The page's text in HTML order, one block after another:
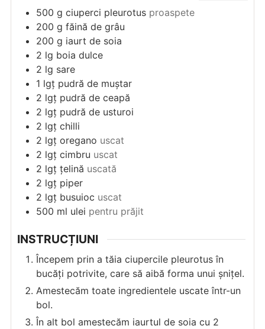
500 g ciuperci pleurotus proaspete
200 g făină de grâu
200 g iaurt de soia
2 lg boia dulce
2 lg sare
1 lgț pudră de muștar
2 lgț pudră de ceapă
2 lgț pudră de usturoi
2 lgț chilli
2 lgț oregano uscat
2 lgț cimbru uscat
2 lgț țelină uscată
2 lgț piper
2 lgț busuioc uscat
500 ml ulei pentru prăjit
INSTRUCȚIUNI
Începem prin a tăia ciupercile pleurotus în
bucăți potrivite, care să aibă forma unui șnițel.
Amestecăm toate ingredientele uscate într-un
bol.
În alt bol amestecăm iaurtul de soia cu 2